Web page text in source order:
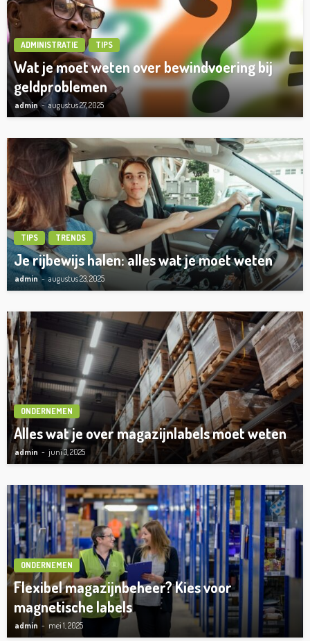
ADMINISTRATIE TIPS
Wat je moet weten over bewindvoering bij
geldproblemen
admin augustus 27, 2025
TIPS TRENDS
Je rijbewijs halen: alles wat je moet weten
admin augustus 23, 2025
ONDERNEMEN
Alles wat je over magazijnlabels moet weten
admin juni 3, 2025
ONDERNEMEN
Flexibel magazijnbeheer? Kies voor
magnetische labels
admin mei 1, 2025